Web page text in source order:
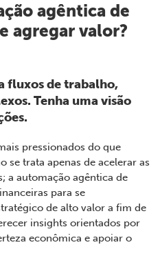
agêntica de
agregar valor?
fluxos de trabalho,
Tenha uma visão
pressionados do que
se trata apenas de acelerar as
a automação agêntica de
para se
de alto valor a fim de
insights orientados por
econômica e apoiar o